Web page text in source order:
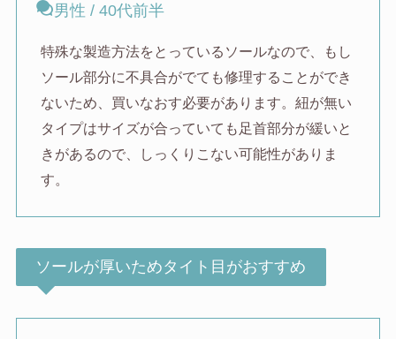
男性 / 40代前半
特殊な製造方法をとっているソールなので、もし
ソール部分に不具合がでても修理することができ
ないため、買いなおす必要があります。紐が無い
タイプはサイズが合っていても足首部分が緩いと
きがあるので、しっくりこない可能性がありま
す。
ソールが厚いためタイト目がおすすめ